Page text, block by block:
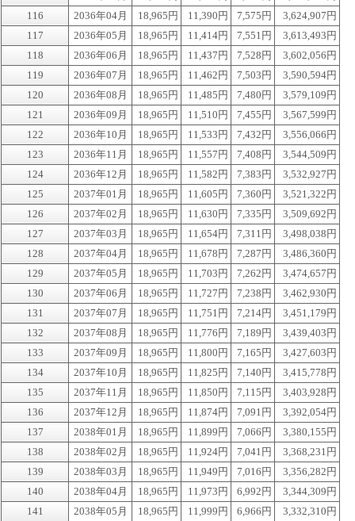
116
2036年04月 18,965円 11,390円 7,575円
3,624,907円
117
2036年05月 18,965円 11,414円 7,551円
3,613,493円
118
2036年06月 18,965円 11,437円 7,528円
3,602,056円
119
2036年07月 18,965円 11,462円 7,503円
3,590,594円
120
2036年08月 18,965円 11,485円 7,480円
3,579,109円
121
2036年09月 18,965円 11,510円 7,455円
3,567,599円
122
2036年10月 18,965円 11,533円 7,432円
3,556,066円
123
2036年11月 18,965円 11,557円 7,408円
3,544,509円
124
2036年12月 18,965円 11,582円 7,383円
3,532,927円
125
2037年01月 18,965円 11,605円 7,360円
3,521,322円
126
2037年02月 18,965円 11,630円 7,335円
3,509,692円
127
2037年03月 18,965円 11,654円 7,311円
3,498,038円
128
2037年04月 18,965円 11,678円 7,287円
3,486,360円
129
2037年05月 18,965円 11,703円 7,262円
3,474,657円
130
2037年06月 18,965円 11,727円 7,238円
3,462,930円
131
2037年07月 18,965円 11,751円 7,214円
3,451,179円
132
2037年08月 18,965円 11,776円 7,189円
3,439,403円
133
2037年09月 18,965円 11,800円 7,165円
3,427,603円
134
2037年10月 18,965円 11,825円 7,140円
3,415,778円
135
2037年11月 18,965円 11,850円 7,115円
3,403,928円
136
2037年12月 18,965円 11,874円 7,091円
3,392,054円
137
2038年01月 18,965円 11,899円 7,066円
3,380,155円
138
2038年02月 18,965円 11,924円 7,041円
3,368,231円
139
2038年03月 18,965円 11,949円 7,016円
3,356,282円
140
2038年04月 18,965円 11,973円 6,992円
3,344,309円
141
2038年05月 18,965円 11,999円 6,966円
3,332,310円